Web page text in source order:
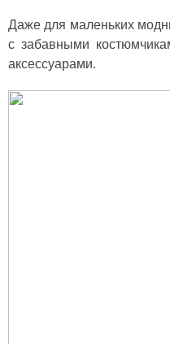
Даже для маленьких
с забавными
аксессуарами.